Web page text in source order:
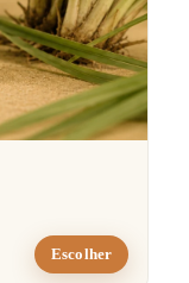
Escolher